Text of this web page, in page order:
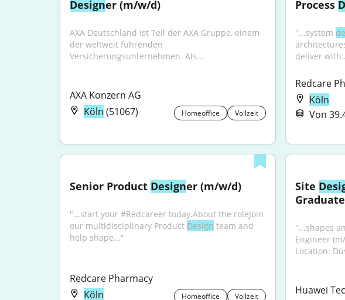
Designer (m/w/d)
AXA Deutschland ist Teil der AXA Gruppe, einem
der weltweit führenden
Versicherungsunternehmen. Als...
AXA Konzern AG
Köln (51067) Homeoffice Vollzeit
Process
"...system
deliver
Redcare
Köln
Von
Senior Product Designer (m/w/d)
"...start your #Redcareer today.About the roleJoin
our multidisciplinary Product Design team and
help shape..."
Redcare Pharmacy
Köln
Homeoffice Vollzeit
Site
"...shapes
Engineer
Location:
Huawei